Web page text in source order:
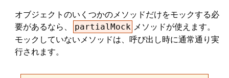
オブジェクトのいくつかのメソッドだけをモックする必
要があるなら、
partialMock メソッドが使えます。
モックしていないメソッドは、呼び出し時に通常通り実
行されます。